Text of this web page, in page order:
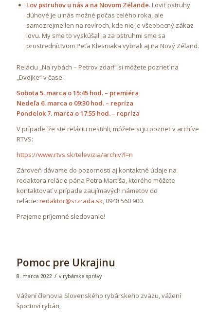
Lov pstruhov u nás a na Novom Zélande.Loviť pstruhy
dúhové je u nás možné počas celého roka, ale
samozrejme len na revíroch, kde nie je všeobecný zákaz
lovu. My sme to vyskúšali a za pstruhmi sme sa
prostredníctvom Peťa Klesniaka vybrali aj na Nový Zéland.
Reláciu „Na rybách – Petrov zdar!“ si môžete pozrieť na
„Dvojke“ v čase:
Sobota 5. marca o 15:45 hod. – premiéra
Nedeľa 6. marca o 09:30 hod. – repríza
Pondelok 7. marca o 17:55 hod. – repríza
V prípade, že ste reláciu nestihli, môžete si ju pozrieť v archíve
RTVS:
https://www.rtvs.sk/televizia/archiv?l=n
Zároveň dávame do pozornosti aj kontaktné údaje na
redaktora relácie pána Petra Martiša, ktorého môžete
kontaktovať v prípade zaujímavých námetov do
relácie: redaktor@srzrada.sk, 0948 560 900.
Prajeme príjemné sledovanie!
Pomoc pre Ukrajinu
8. marca 2022 / v rybárske správy
Vážení členovia Slovenského rybárskeho zväzu, vážení
športoví rybári,